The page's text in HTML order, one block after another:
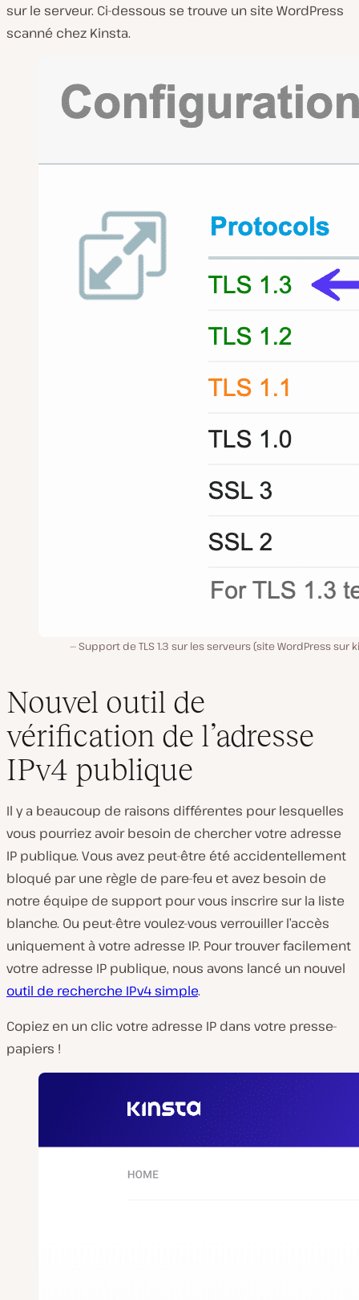
sur le serveur. Ci-dessous se trouve un site WordPress
scanné chez Kinsta.
Support de TLS 1.3 sur les serveurs (site WordPress sur
Nouvel outil de
vérification de l’adresse
IPv4 publique
Il y a beaucoup de raisons différentes pour lesquelles
vous pourriez avoir besoin de chercher votre adresse
IP publique. Vous avez peut-être été accidentellement
bloqué par une règle de pare-feu et avez besoin de
notre équipe de support pour vous inscrire sur la liste
blanche. Ou peut-être voulez-vous verrouiller l’accès
uniquement à votre adresse IP. Pour trouver facilement
votre adresse IP publique, nous avons lancé un nouvel
outil de recherche IPv4 simple.
Copiez en un clic votre adresse IP dans votre presse-
papiers !